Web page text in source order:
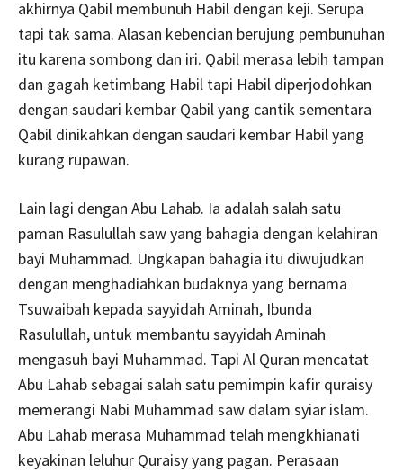
akhirnya Qabil membunuh Habil dengan keji. Serupa
tapi tak sama. Alasan kebencian berujung pembunuhan
itu karena sombong dan iri. Qabil merasa lebih tampan
dan gagah ketimbang Habil tapi Habil diperjodohkan
dengan saudari kembar Qabil yang cantik sementara
Qabil dinikahkan dengan saudari kembar Habil yang
kurang rupawan.
Lain lagi dengan Abu Lahab. Ia adalah salah satu
paman Rasulullah saw yang bahagia dengan kelahiran
bayi Muhammad. Ungkapan bahagia itu diwujudkan
dengan menghadiahkan budaknya yang bernama
Tsuwaibah kepada sayyidah Aminah, Ibunda
Rasulullah, untuk membantu sayyidah Aminah
mengasuh bayi Muhammad. Tapi Al Quran mencatat
Abu Lahab sebagai salah satu pemimpin kafir quraisy
memerangi Nabi Muhammad saw dalam syiar islam.
Abu Lahab merasa Muhammad telah mengkhianati
keyakinan leluhur Quraisy yang pagan. Perasaan